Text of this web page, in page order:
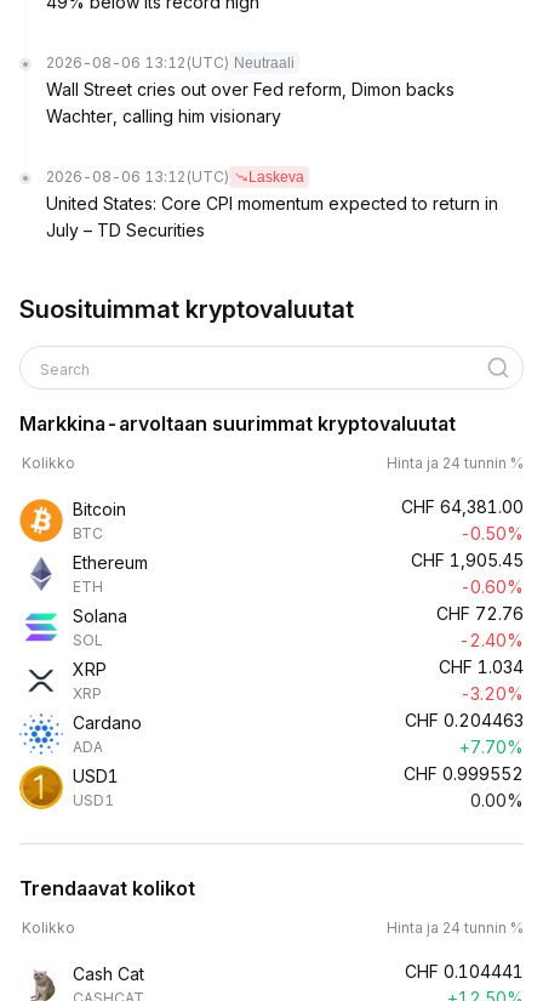
2026-08-06 13:12 (UTC) Neutraali
Wall Street cries out over Fed reform, Dimon backs
Wachter, calling him visionary
2026-08-06 13:12 (UTC) Laskeva
United States: Core CPI momentum expected to return in
July – TD Securities
Suosituimmat kryptovaluutat
Search
Markkina-arvoltaan suurimmat kryptovaluutat
Kolikko Hinta ja 24 tunnin %
Bitcoin
BTC
CHF 64,381.00
-0.50%
Ethereum
ETH
CHF 1,905.45
-0.60%
Solana
SOL
CHF 72.76
-2.40%
XRP
XRP
CHF 1.034
-3.20%
Cardano
ADA
CHF 0.204463
+7.70%
USD1
USD1
CHF 0.999552
0.00%
Trendaavat kolikot
Kolikko Hinta ja 24 tunnin %
Cash Cat CHF 0.104441